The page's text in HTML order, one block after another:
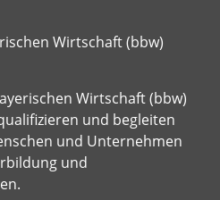
Wirtschaft (bbw)
Wirtschaft (bbw)
und begleiten
und Unternehmen
und